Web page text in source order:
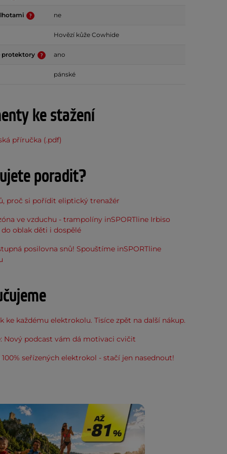
ne
Hovězí kůže Cowhide
protektory ano
pánské
ke stažení
příručka (.pdf)
poradit?
proč si pořídit eliptický trenažér
ve vzduchu - trampolíny inSPORTline Irbiso
oblak děti i dospělé
posilovna snů! Spouštíme inSPORTline
ke každému elektrokolu. Tisíce zpět na další nákup.
Nový podcast vám dá motivaci cvičit
100% seřízených elektrokol - stačí jen nasednout!